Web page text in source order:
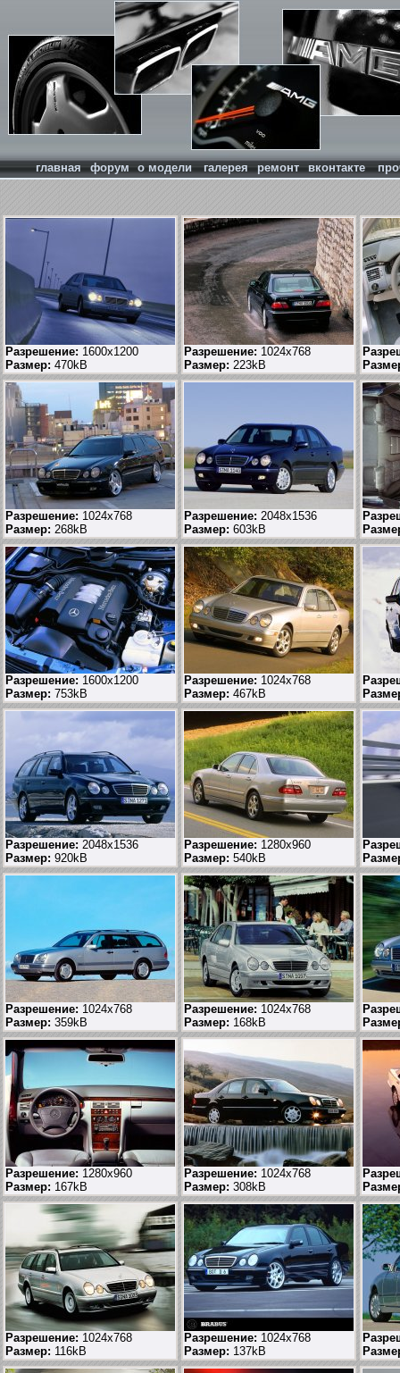
главная форум о модели галерея ремонт вконтакте
Разрешение: 1600x1200
Размер: 470kB
Разрешение: 1024x768
Размер: 223kB
Разрешение: 1024x768
Размер: 268kB
Разрешение: 2048x1536
Размер: 603kB
Разрешение: 1600x1200
Размер: 753kB
Разрешение: 1024x768
Размер: 467kB
Разрешение: 2048x1536
Размер: 920kB
Разрешение: 1280x960
Размер: 540kB
Разрешение: 1024x768
Размер: 359kB
Разрешение: 1024x768
Размер: 168kB
Разрешение: 1280x960
Размер: 167kB
Разрешение: 1024x768
Размер: 308kB
Разрешение: 1024x768
Размер: 116kB
Разрешение: 1024х768
Размер: 137kB